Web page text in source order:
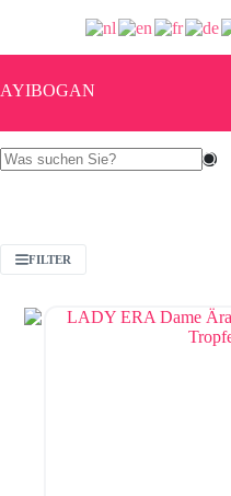
AYIBOGAN
FILTER